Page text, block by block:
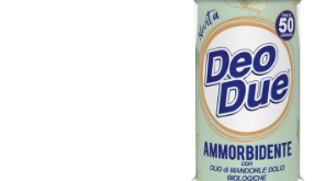
ČISTENIE DOMÁCNOSTI
PAPIEROVÁ HYGIENA A UTIERKY
KOZMETIKA-OSOBNÁ STAROSTLIVOSŤ